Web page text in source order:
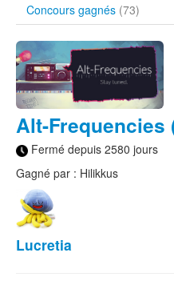
Concours gagnés (73)
Alt-Frequencies
Fermé depuis 2580 jours
Gagné par : Hilikkus
Lucretia